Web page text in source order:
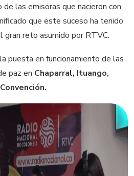
las emisoras que nacieron con
que este suceso ha tenido
gran reto asumido por RTVC.
puesta en funcionamiento de las
paz en Chaparral, Ituango,